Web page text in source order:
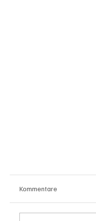
Kommentare